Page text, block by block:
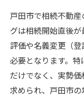
戸田市で相続不動
グは相続開始直後
評価や名義変更（
必要となります。
だけでなく、実勢
求められ、戸田市